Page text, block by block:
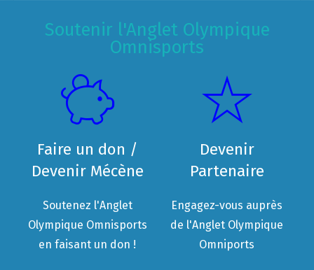
Soutenir l'Anglet Olympique
Omnisports
Faire un don /
Devenir Mécène
Soutenez l'Anglet
Olympique Omnisports
en faisant un don !
Devenir
Partenaire
Engagez-vous auprès
de l'Anglet Olympique
Omniports